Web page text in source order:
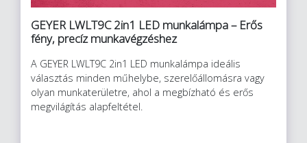
GEYER LWLT9C 2in1 LED munkalámpa – Erős
fény, precíz munkavégzéshez
A GEYER LWLT9C 2in1 LED munkalámpa ideális
választás minden műhelybe, szerelőállomásra vagy
olyan munkaterületre, ahol a megbízható és erős
megvilágítás alapfeltétel.